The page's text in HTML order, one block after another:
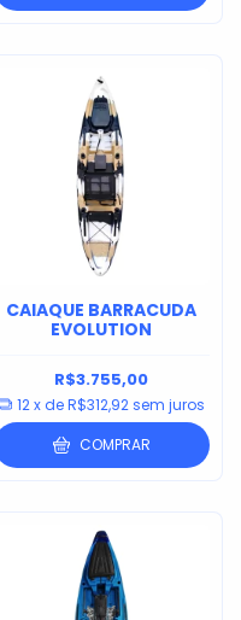
CAIAQUE BARRACUDA
EVOLUTION
R$3.755,00
12x deR$312,92sem juros
COMPRAR